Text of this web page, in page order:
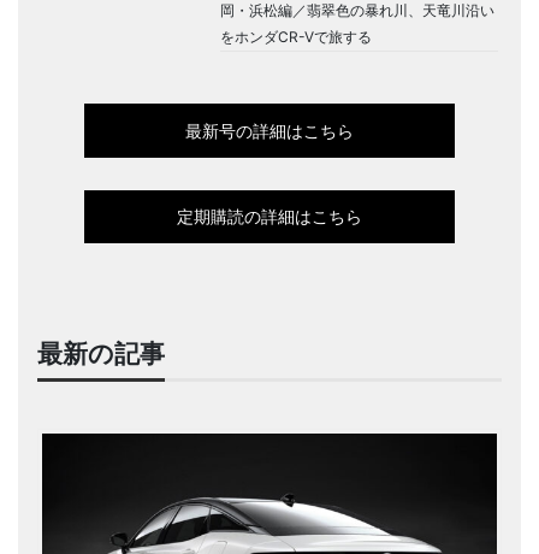
岡・浜松編／翡翠色の暴れ川、天竜川沿い
をホンダCR-Vで旅する
最新号の詳細はこちら
定期購読の詳細はこちら
最新の記事